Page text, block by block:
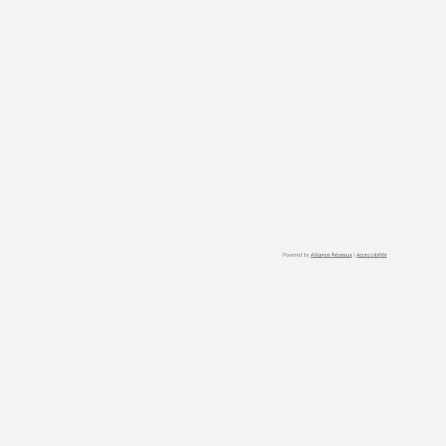
Powered by Alliance Réseaux | Accessibilité